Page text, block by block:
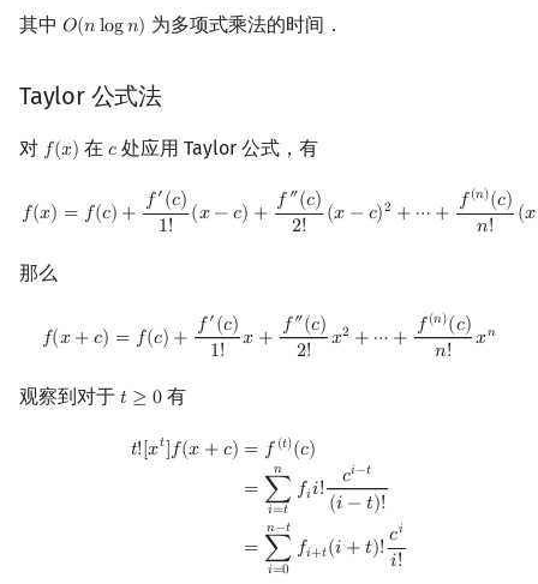
GUIDE
CP Editor
Code::Blocks
LaTeX 入门
Git
锦标赛排序
排序相关 STL
排序应用
优化
动态 DP
概率 DP
DP 套 DP
DP 优化
其它 DP 方法
后缀自动机 (SAM)
后缀平衡树
广义后缀自动机
后缀树
Manacher
回文树
序列自动机
中国剩余定理
升幂引理
阶乘取模
卢卡斯定理
同余方程
二次剩余
阶 & 原根
缀和
模素数意义下调和数
整式递推
参考文献
分拆数
范德蒙德卷积
Pólya 计数
图论计数
Jordan标准型
树状数组
线段树
划分树
二叉搜索树 & 平衡树
跳表
可持久化数据结构
树套树
树哈希
拆点
连通性相关
环计数问题
最小环
2-SAT
欧拉图
哈密顿图
随机增量法
反演变换
计算几何杂项
表达式求值
在一台机器上规划任务
主元素问题
Garsia–Wachs 算法
15-puzzle
Kahan 求和
珂朵莉树/颜色段均摊
空间优化简介
其中 𝑂(𝑛log𝑛)
O(nlogn) 为多项式乘法的时间．
Taylor 公式法
对 𝑓(𝑥)
f(x) 在𝑐
c 处应用 Taylor 公式，有
𝑓(𝑥) = 𝑓(𝑐) + 𝑓′(𝑐)
1! (𝑥−𝑐) + 𝑓 ″(𝑐)
2! (𝑥 −𝑐)2 + ⋯ + 𝑓 (𝑛)(𝑐)
𝑛! (𝑥
c)1!(x (x−c)2 n) c)n
那么
𝑓(𝑥+𝑐) = 𝑓(𝑐) + 𝑓′(𝑐)
1! 𝑥 + 𝑓 ″(𝑐)
2! 𝑥2 + ⋯ + 𝑓(𝑛)(𝑐)
𝑛! 𝑥𝑛
(c)1!x 2!x2+ ⋯+ !xn
观察到对于 𝑡 ≥ 0
t ≥0 有
𝑡![𝑥𝑡]𝑓(𝑥 +𝑐) = 𝑓 (𝑡)(𝑐)
=
𝑛
∑
𝑖=𝑡
𝑓𝑖𝑖! 𝑐𝑖−𝑡
(𝑖 −𝑡)!
=
𝑛−𝑡
∑
𝑖=0
𝑓𝑖+𝑡(𝑖 +𝑡)! 𝑐𝑖
𝑖!
=f(t)(c)=∑ i= tnfi! i−t(i−t